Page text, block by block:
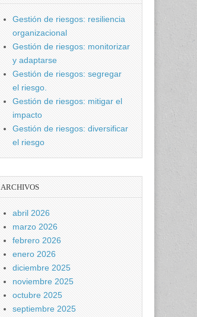
Gestión de riesgos: resiliencia
organizacional
Gestión de riesgos: monitorizar
y adaptarse
Gestión de riesgos: segregar
el riesgo.
Gestión de riesgos: mitigar el
impacto
Gestión de riesgos: diversificar
el riesgo
ARCHIVOS
abril 2026
marzo 2026
febrero 2026
enero 2026
diciembre 2025
noviembre 2025
octubre 2025
septiembre 2025